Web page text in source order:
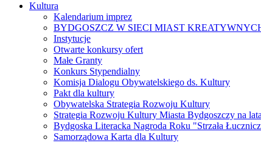
Kultura
Kalendarium imprez
BYDGOSZCZ W SIECI MIAST
Instytucje
Otwarte konkursy ofert
Małe Granty
Konkurs Stypendialny
Komisja Dialogu Obywatelskiego ds. Kultury
Pakt dla kultury
Obywatelska Strategia Rozwoju Kultury
Strategia Rozwoju Kultury Miasta Bydgoszczy na
Bydgoska Literacka Nagroda Roku "Strzała
Samorządowa Karta dla Kultury